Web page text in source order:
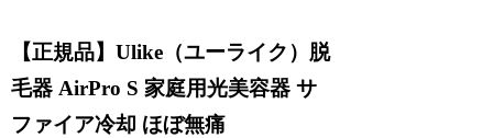
【正規品】Ulike（ユーライク）脱
毛器 AirPro S 家庭用光美容器 サ
ファイア冷却 ほぼ無痛